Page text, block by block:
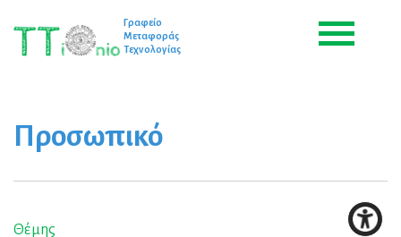
Γραφείο
Μεταφοράς
Τεχνολογίας
Προσωπικό
Θέμης